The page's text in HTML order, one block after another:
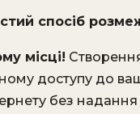
спосіб
місці!
доступу до
без